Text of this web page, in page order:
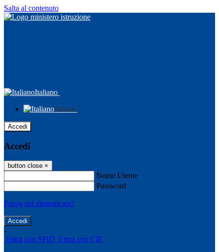
Salta al contenuto
Italiano
Italiano
Accedi
Accedi
button close ×
Nome Utente
Password
Password dimenticata?
-
Entra con SPID Entra con CIE